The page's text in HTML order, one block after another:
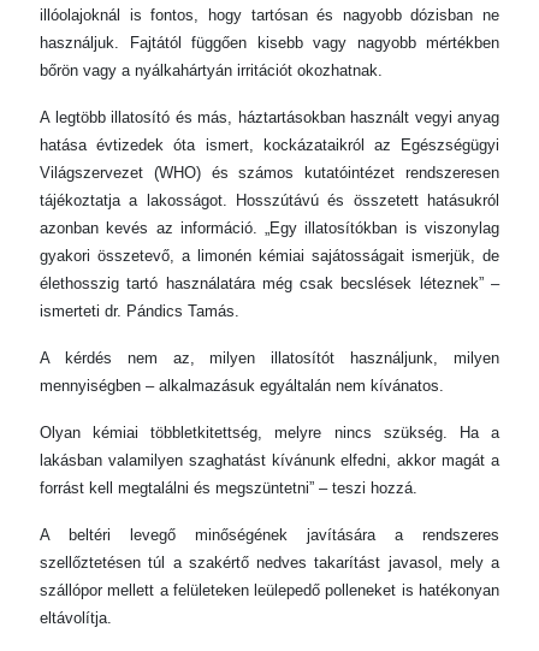
illóolajoknál is fontos, hogy tartósan és nagyobb dózisban ne
használjuk. Fajtától függően kisebb vagy nagyobb mértékben
bőrön vagy a nyálkahártyán irritációt okozhatnak.
A legtöbb illatosító és más, háztartásokban használt vegyi anyag
hatása évtizedek óta ismert, kockázataikról az Egészségügyi
Világszervezet (WHO) és számos kutatóintézet rendszeresen
tájékoztatja a lakosságot. Hosszútávú és összetett hatásukról
azonban kevés az információ. „Egy illatosítókban is viszonylag
gyakori összetevő, a limonén kémiai sajátosságait ismerjük, de
élethosszig tartó használatára még csak becslések léteznek” –
ismerteti dr. Pándics Tamás.
A kérdés nem az, milyen illatosítót használjunk, milyen
mennyiségben – alkalmazásuk egyáltalán nem kívánatos.
Olyan kémiai többletkitettség, melyre nincs szükség. Ha a
lakásban valamilyen szaghatást kívánunk elfedni, akkor magát a
forrást kell megtalálni és megszüntetni” – teszi hozzá.
A beltéri levegő minőségének javítására a rendszeres
szellőztetésen túl a szakértő nedves takarítást javasol, mely a
szállópor mellett a felületeken leülepedő polleneket is hatékonyan
eltávolítja.